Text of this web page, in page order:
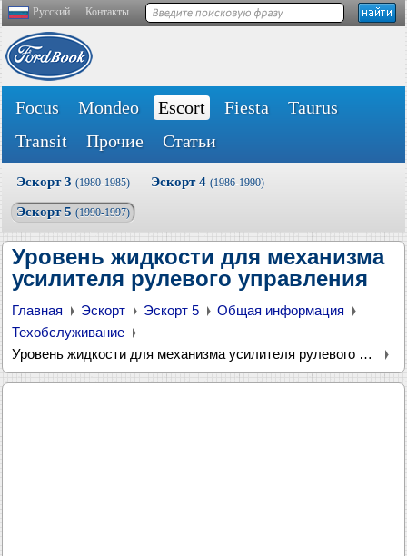
Русский Контакты
Focus Mondeo Escort Fiesta
Taurus
Transit
Прочие Статьи
Эскорт 3 (1980-1985) Эскорт 4 (1986-1990)
Эскорт 5 (1990-1997)
Уровень жидкости для механизма
усилителя рулевого управления
Главная Эскорт Эскорт 5
Общая информация
Техобслуживание
Уровень жидкости для механизма усилителя рулевого управления